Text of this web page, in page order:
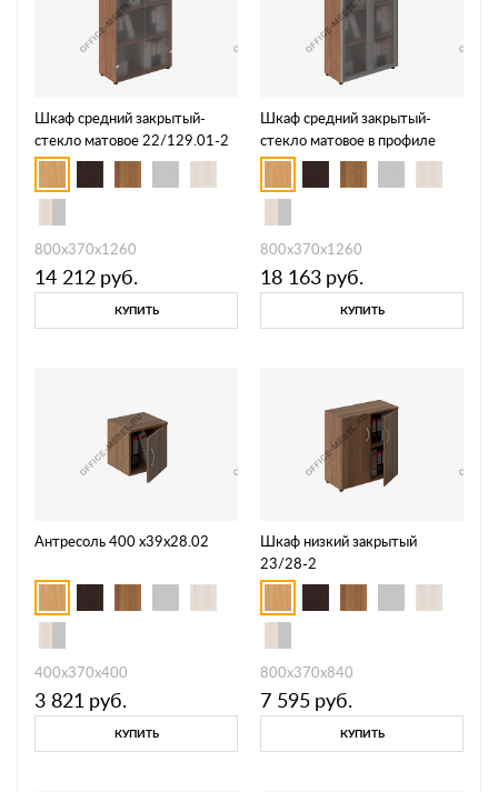
Шкаф средний закрытый-
стекло матовое 22/129.01-2
800х370х1260
14 212 руб.
КУПИТЬ
Шкаф средний закрытый-
стекло матовое в профиле
22/131.01-2
800х370х1260
18 163 руб.
КУПИТЬ
Антресоль 400 х39х28.02
400х370х400
3 821 руб.
КУПИТЬ
Шкаф низкий закрытый
23/28-2
800х370х840
7 595 руб.
КУПИТЬ